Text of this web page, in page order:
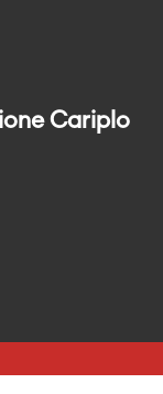
Cariplo